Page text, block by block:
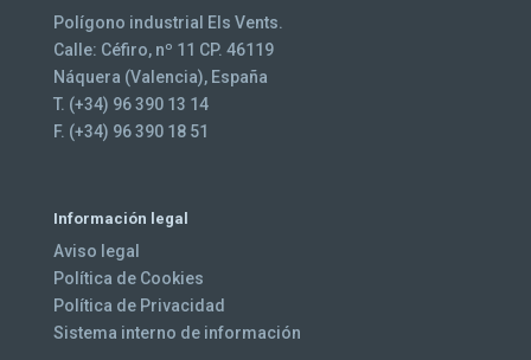
Polígono industrial Els Vents.
Calle: Céfiro, nº 11 CP. 46119
Náquera (Valencia), España
T. (+34) 96 390 13 14
F. (+34) 96 390 18 51
Información legal
Aviso legal
Política de Cookies
Política de Privacidad
Sistema interno de información